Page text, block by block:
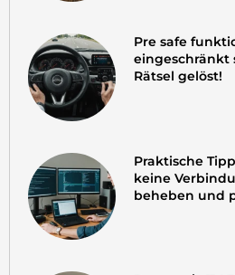
Pre safe
eingeschränkt
Rätsel gelöst!
Praktische
keine
beheben und